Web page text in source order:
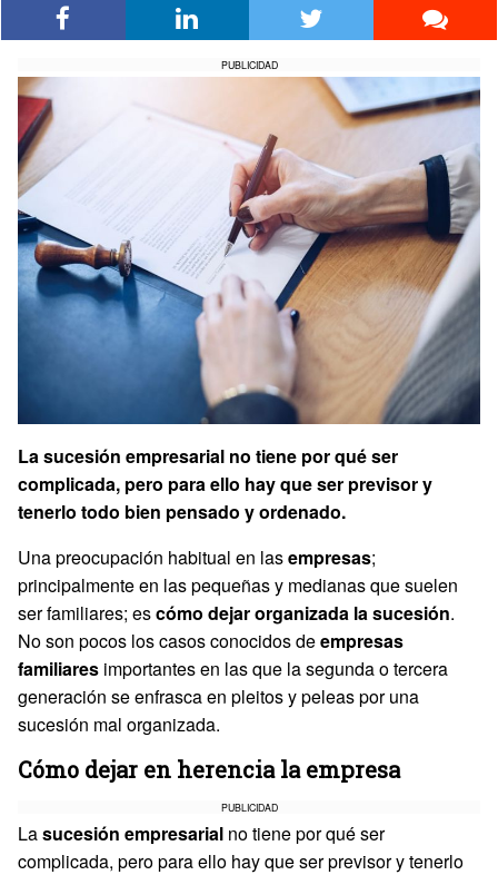
PUBLICIDAD
La sucesión empresarial no tiene por qué ser
complicada, pero para ello hay que ser previsor y
tenerlo todo bien pensado y ordenado.
Una preocupación habitual en lasempresas;
principalmente en las pequeñas y medianas que suelen
ser familiares; escómo dejar organizada la sucesión.
No son pocos los casos conocidos deempresas
familiares importantes en las que la segunda o tercera
generación se enfrasca en pleitos y peleas por una
sucesión mal organizada.
Cómo dejar en herencia la empresa
PUBLICIDAD
Lasucesión empresarial no tiene por qué ser
complicada, pero para ello hay que ser previsor y tenerlo